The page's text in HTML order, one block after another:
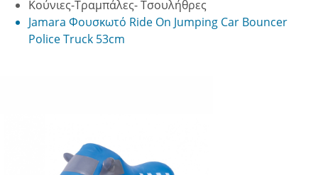
Κούνιες-Τραμπάλες- Τσουλήθρες
Jamara Φουσκωτό Ride On Jumping Car Bouncer
Police Truck 53cm